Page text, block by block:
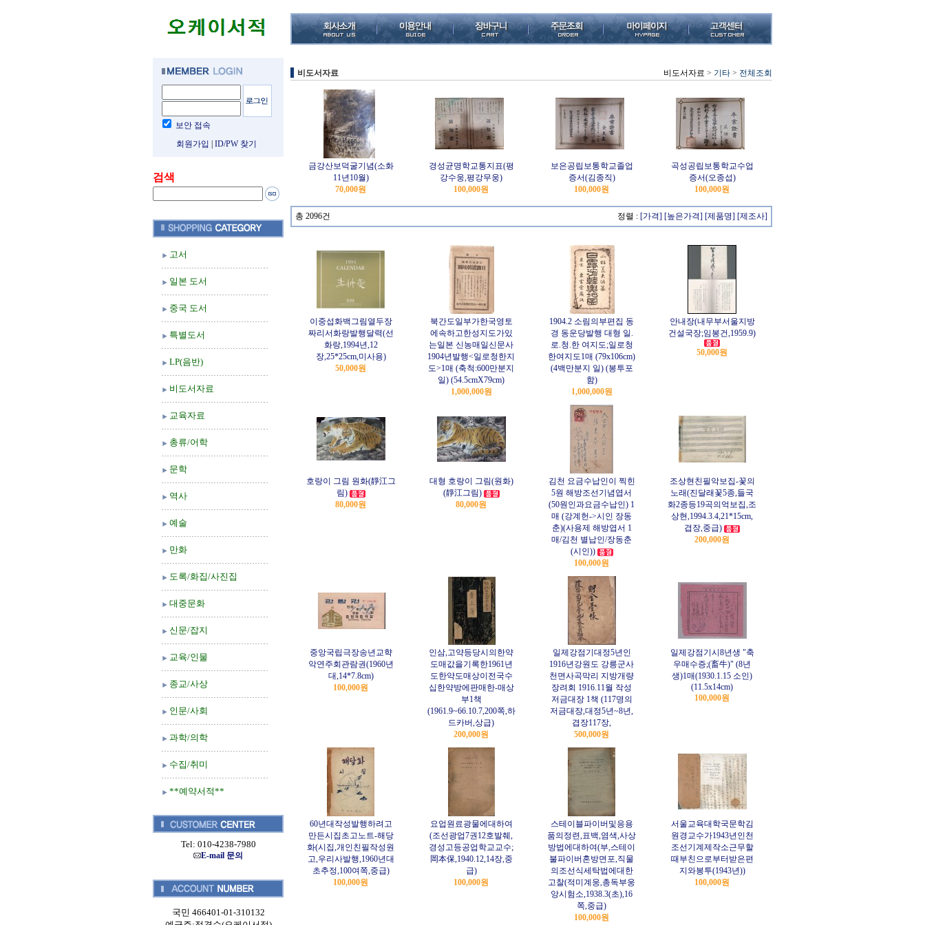
보안 접속
회원가입
ID/PW 찾기
검색
고서
일본 도서
중국 도서
특별도서
LP(음반)
비도서자료
교육자료
총류/어학
문학
역사
예술
만화
도록/화집/사진집
대중문화
신문/잡지
교육/인물
종교/사상
인문/사회
과학/의학
수집/취미
**예약서적**
Tel: 010-4238-7980
E-mail 문의
국민 466401-01-310132
비도서자료 비도서자료 > 기타 > 전체조회
금강산보덕굴기념(소화
11년10월)
70,000원
경성균명학교통지표(평
강수웅,평강무웅)
100,000원
보은공립보통학교졸업
증서(김종직)
100,000원
곡성공립보통학교수업
증서(오종섭)
100,000원
총 2096건 정렬 : [가격] [높은가격] [제품명] [제조사]
이중섭화백그림열두장
짜리서화랑발행달력(선
화랑,1994년,12
장,25*25cm,미사용)
50,000원
북간도일부가한국영토
에속하고한성지도가있
는일본 신농매일신문사
1904년발행<일로청한지
도>1매 (축척:600만분지
일) (54.5cmX79cm)
1,000,000원
1904.2 소림의부편집 동
경 동운당발행 대형 일.
로.청.한 여지도;일로청
한여지도1매 (79x106cm)
(4백만분지 일) (봉투포
함)
1,000,000원
안내장(내무부서울지방
건설국장;임봉건,1959.9)
50,000원
호랑이 그림 원화(靜江그
림)
80,000원
대형 호랑이 그림(원화)
(靜江그림)
80,000원
김천 요금수납인이 찍힌
5원 해방조선기념엽서
(50원인과요금수납인) 1
매 (강계헌->시인 장동
춘)(사용제 해방엽서 1
매/김천 별납인/장동춘
(시인))
100,000원
조상현친필악보집-꽃의
노래(진달래꽃5종,들국
화2종등19곡의억보집,조
상현,1994.3.4,21*15cm,
겹장,중급)
200,000원
중앙국립극장송년교햑
악연주회관람권(1960년
대,14*7.8cm)
100,000원
인삼,고약등당시의한약
도매값을기록한1961년
도한약도매상이전국수
십한약방에판매한-매상
부1책
(1961.9~66.10.7,200쪽,하
드카버,상급)
200,000원
일제강점기대정5년인
1916년강원도 강릉군사
천면사곡막리 지방개량
장려회 1916.11월 작성
저금대장 1책 (117명의
저금대장,대정5년~8년,
겹장117장,
500,000원
일제강점기시8년생 "축
우매수증;(畜牛)" (8년
생)1매(1930.1.15 소인)
(11.5x14cm)
100,000원
60년대작성발행하려고
만든시집초고노트-해당
화(시집,개인친필작성원
고,우리사발행,1960년대
초추정,100여쪽,중급)
100,000원
요업원료광물에대하여
(조선광업7권12호발췌,
경성고등공업학교교수;
岡本保,1940.12,14장,중
급)
100,000원
스테이블파이버및응용
품의정련,표백,염색,사상
방법에대하여(부,스테이
불파이버혼방면포,직물
의조선식세탁법에대한
고찰(적미계웅,총독부웅
앙시험소,1938.3(초),16
쪽,중급)
100,000원
서울교육대학국문학김
원경교수가1943년인천
조선기계제작소근무할
때부친으로부터받은편
지와봉투(1943년))
100,000원